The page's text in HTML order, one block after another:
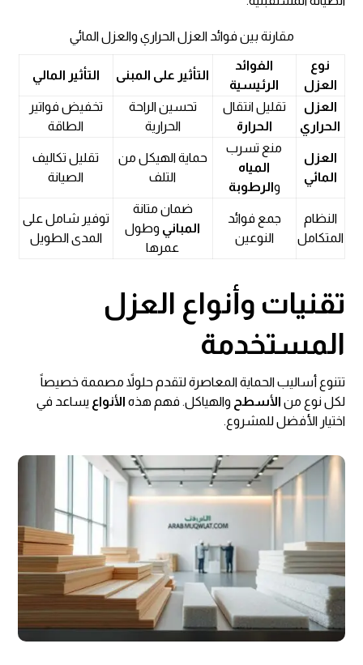
مقارنة بين فوائد العزل الحراري والعزل المائي
نوع
العزل
الفوائد
الرئيسية
التأثير على المبنى التأثير المالي
العزل
الحراري
تقليل انتقال
الحرارة
تحسين الراحة
الحرارية
تخفيض فواتير
الطاقة
العزل
المائي
منع تسرب
المياه
والرطوبة
حماية الهيكل من
التلف
تقليل تكاليف
الصيانة
النظام
المتكامل
جمع فوائد
النوعين
ضمان متانة
المباني وطول
عمرها
توفير شامل على
المدى الطويل
تقنيات وأنواع العزل
المستخدمة
تتنوع أساليب الحماية المعاصرة لتقدم حلولاً مصممة خصيصاً
لكل نوع من الأسطح والهياكل. فهم هذه الأنواع يساعد في
اختيار الأفضل للمشروع.